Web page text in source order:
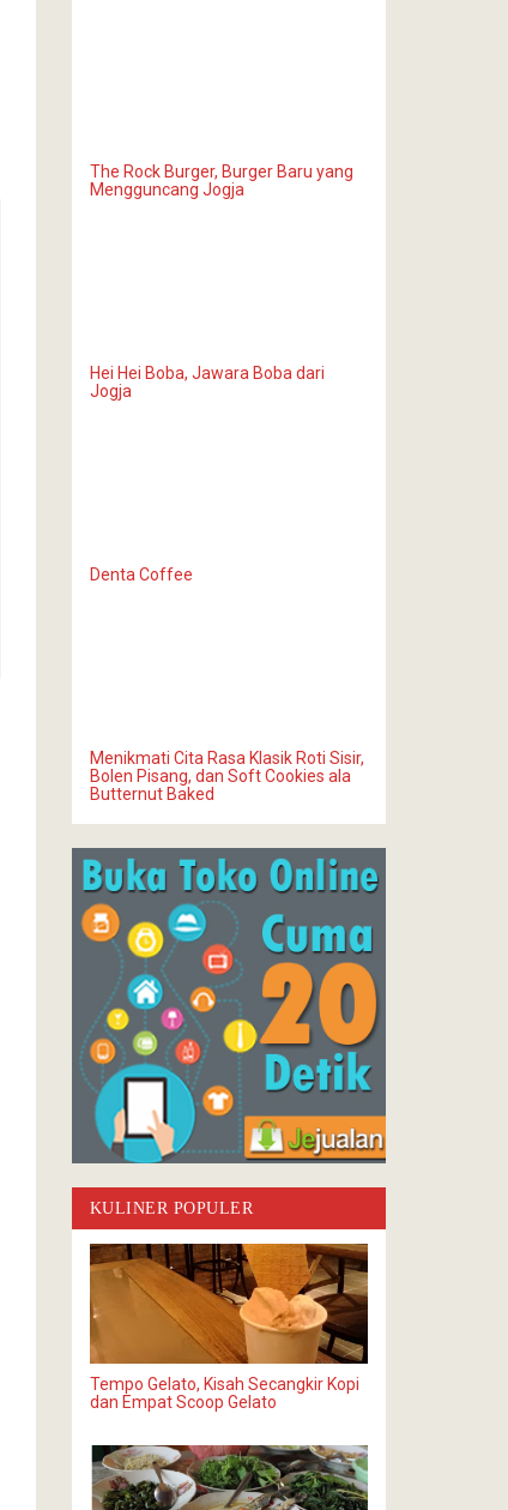
The Rock Burger, Burger Baru yang
Mengguncang Jogja
Hei Hei Boba, Jawara Boba dari
Jogja
Denta Coffee
Menikmati Cita Rasa Klasik Roti Sisir,
Bolen Pisang, dan Soft Cookies ala
Butternut Baked
KULINER POPULER
Tempo Gelato, Kisah Secangkir Kopi
dan Empat Scoop Gelato